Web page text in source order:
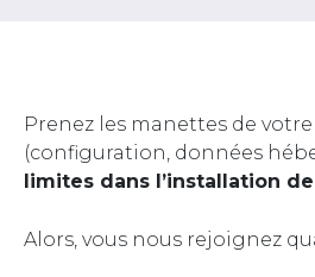
Prenez les manettes de
(configuration, données
limites dans l’installation
Alors, vous nous rejoignez